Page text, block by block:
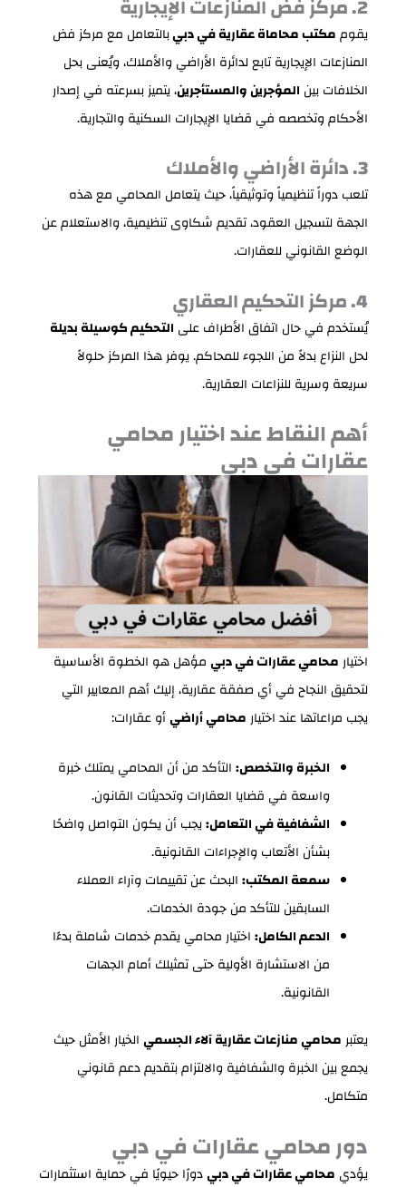
2. مركز فض المنازعات الإيجارية
يقوممكتب محاماة عقارية في دبيبالتعامل مع مركز فض
المنازعات الإيجارية تابع لدائرة الأراضي والأملاك، ويُعنى بحل
الخلافات بين المؤجرين والمستأجرين، يتميز بسرعته في إصدار
الأحكام وتخصصه في قضايا الإيجارات السكنية والتجارية.
3. دائرة الأراضي والأملاك
تلعب دوراً تنظيمياً وتوثيقياً، حيث يتعامل المحامي مع هذه
الجهة لتسجيل العقود، تقديم شكاوى تنظيمية، والاستعلام عن
الوضع القانوني للعقارات.
4. مركز التحكيم العقاري
يُستخدم في حال اتفاق الأطراف على التحكيم كوسيلة بديلة
لحل النزاع بدلاً من اللجوء للمحاكم. يوفر هذا المركز حلولاً
سريعة وسرية للنزاعات العقارية.
أهم النقاط عند اختيار محامي
عقارات في دبي
اختيارمحامي عقارات في دبيمؤهل هو الخطوة الأساسية
لتحقيق النجاح في أي صفقة عقارية، إليك أهم المعايير التي
يجب مراعاتها عند اختيارمحامي أراضيأو عقارات:
الخبرة والتخصص:التأكد من أن المحامي يمتلك خبرة
واسعة في قضايا العقارات وتحديثات القانون.
الشفافية في التعامل:يجب أن يكون التواصل واضحًا
بشأن الأتعاب والإجراءات القانونية.
سمعة المكتب:البحث عن تقييمات وآراء العملاء
السابقين للتأكد من جودة الخدمات.
الدعم الكامل:اختيار محامي يقدم خدمات شاملة بدءًا
من الاستشارة الأولية حتى تمثيلك أمام الجهات
القانونية.
يعتبرمحامي منازعات عقارية آلاء الجسميالخيار الأمثل حيث
يجمع بين الخبرة والشفافية والالتزام بتقديم دعم قانوني
متكامل.
دور محامي عقارات في دبي
يؤدي محامي عقارات في دبيدورًا حيويًا في حماية استثمارات